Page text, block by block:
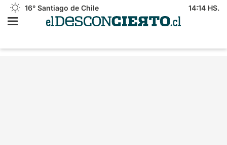
16° Santiago de Chile 14:14 HS.